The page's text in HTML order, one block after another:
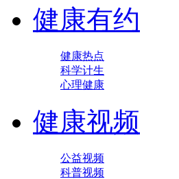
健康有约
健康热点
科学计生
心理健康
健康视频
公益视频
科普视频